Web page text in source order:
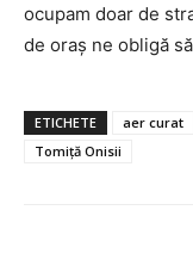
ocupam doar de
de oraș ne obligă
ETICHETE aer curat
Tomiță Onisii